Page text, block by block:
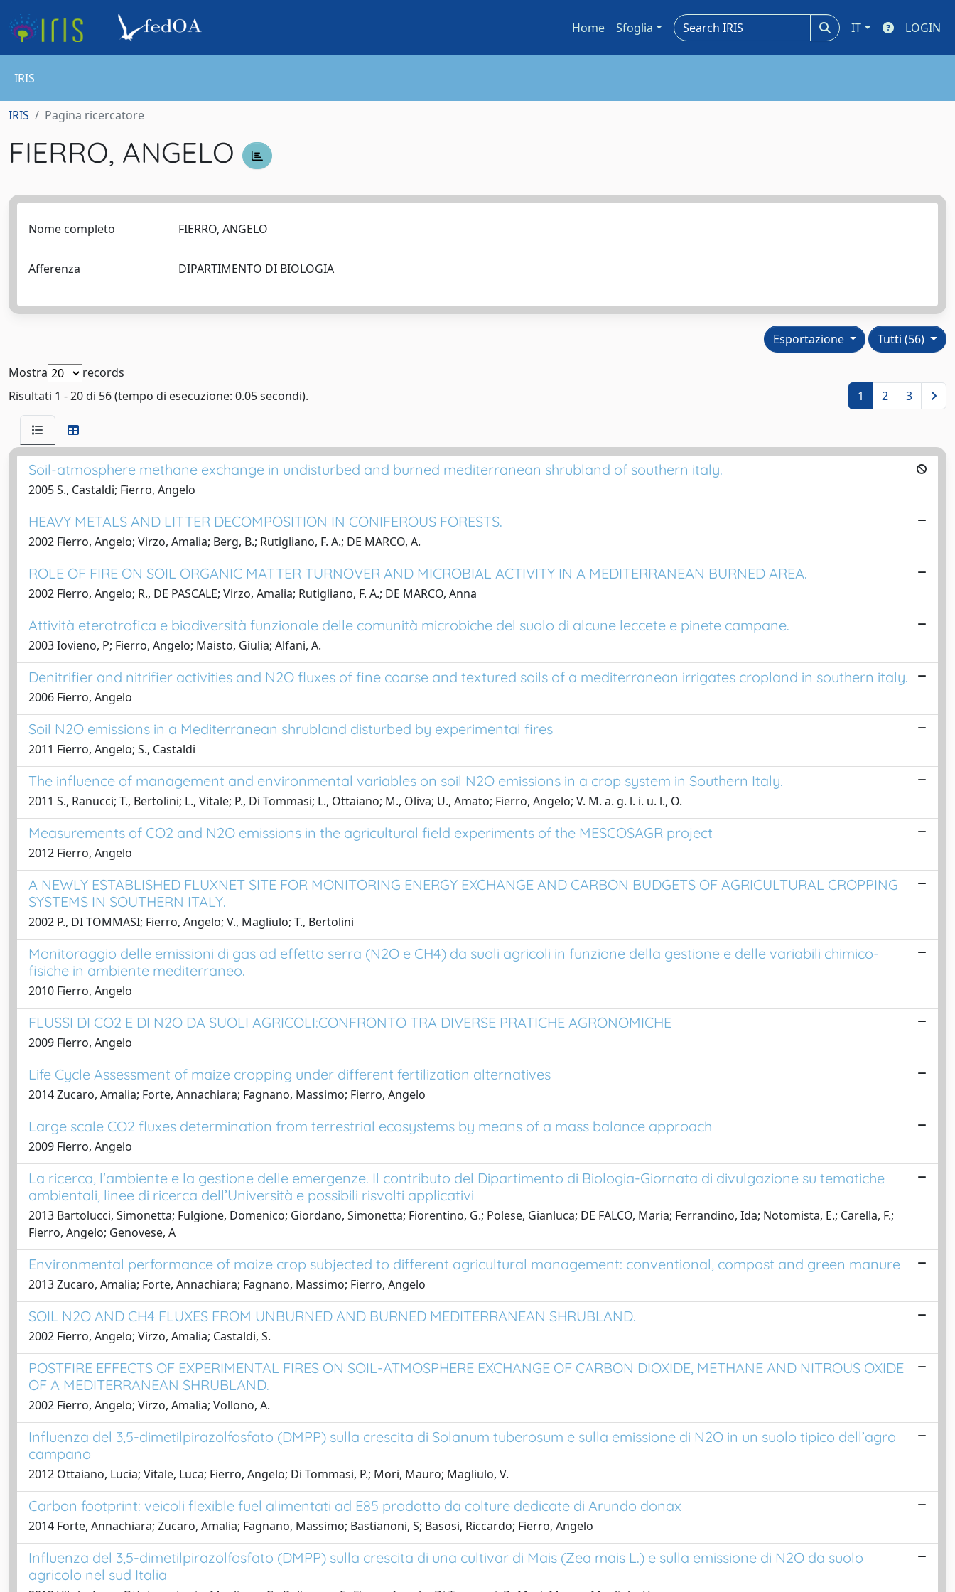
Home Sfoglia IT LOGIN
IRIS
IRIS Pagina ricercatore
FIERRO, ANGELO
Nome completo FIERRO, ANGELO
Afferenza DIPARTIMENTO DI BIOLOGIA
Tutti (56)
Esportazione
Mostra
records
Risultati 1 - 20 di 56 (tempo di esecuzione: 0.05 secondi).
1 2 3
Soil-atmosphere methane exchange in undisturbed and burned mediterranean shrubland of southern italy.
2005 S., Castaldi; Fierro, Angelo
HEAVY METALS AND LITTER DECOMPOSITION IN CONIFEROUS FORESTS.
2002 Fierro, Angelo; Virzo, Amalia; Berg, B.; Rutigliano, F. A.; DE MARCO, A.
ROLE OF FIRE ON SOIL ORGANIC MATTER TURNOVER AND MICROBIAL ACTIVITY IN A MEDITERRANEAN BURNED AREA.
2002 Fierro, Angelo; R., DE PASCALE; Virzo, Amalia; Rutigliano, F. A.; DE MARCO, Anna
Attività eterotrofica e biodiversità funzionale delle comunità microbiche del suolo di alcune leccete e pinete campane.
2003 Iovieno, P; Fierro, Angelo; Maisto, Giulia; Alfani, A.
Denitrifier and nitrifier activities and N2O fluxes of fine coarse and textured soils of a mediterranean irrigates cropland in southern italy.
2006 Fierro, Angelo
Soil N2O emissions in a Mediterranean shrubland disturbed by experimental fires
2011 Fierro, Angelo; S., Castaldi
The influence of management and environmental variables on soil N2O emissions in a crop system in Southern Italy.
2011 S., Ranucci; T., Bertolini; L., Vitale; P., Di Tommasi; L., Ottaiano; M., Oliva; U., Amato; Fierro, Angelo; V. M. a. g. l. i. u. l., O.
Measurements of CO2 and N2O emissions in the agricultural field experiments of the MESCOSAGR project
2012 Fierro, Angelo
A NEWLY ESTABLISHED FLUXNET SITE FOR MONITORING ENERGY EXCHANGE AND CARBON BUDGETS OF AGRICULTURAL CROPPING
SYSTEMS IN SOUTHERN ITALY.
2002 P., DI TOMMASI; Fierro, Angelo; V., Magliulo; T., Bertolini
Monitoraggio delle emissioni di gas ad effetto serra (N2O e CH4) da suoli agricoli in funzione della gestione e delle variabili chimico-
fisiche in ambiente mediterraneo.
2010 Fierro, Angelo
FLUSSI DI CO2 E DI N2O DA SUOLI AGRICOLI:CONFRONTO TRA DIVERSE PRATICHE AGRONOMICHE
2009 Fierro, Angelo
Life Cycle Assessment of maize cropping under different fertilization alternatives
2014 Zucaro, Amalia; Forte, Annachiara; Fagnano, Massimo; Fierro, Angelo
Large scale CO2 fluxes determination from terrestrial ecosystems by means of a mass balance approach
2009 Fierro, Angelo
La ricerca, l'ambiente e la gestione delle emergenze. Il contributo del Dipartimento di Biologia-Giornata di divulgazione su tematiche
ambientali, linee di ricerca dell’Università e possibili risvolti applicativi
2013 Bartolucci, Simonetta; Fulgione, Domenico; Giordano, Simonetta; Fiorentino, G.; Polese, Gianluca; DE FALCO, Maria; Ferrandino, Ida; Notomista, E.; Carella, F.;
Fierro, Angelo; Genovese, A
Environmental performance of maize crop subjected to different agricultural management: conventional, compost and green manure
2013 Zucaro, Amalia; Forte, Annachiara; Fagnano, Massimo; Fierro, Angelo
SOIL N2O AND CH4 FLUXES FROM UNBURNED AND BURNED MEDITERRANEAN SHRUBLAND.
2002 Fierro, Angelo; Virzo, Amalia; Castaldi, S.
POSTFIRE EFFECTS OF EXPERIMENTAL FIRES ON SOIL-ATMOSPHERE EXCHANGE OF CARBON DIOXIDE, METHANE AND NITROUS OXIDE
OF A MEDITERRANEAN SHRUBLAND.
2002 Fierro, Angelo; Virzo, Amalia; Vollono, A.
Influenza del 3,5-dimetilpirazolfosfato (DMPP) sulla crescita di Solanum tuberosum e sulla emissione di N2O in un suolo tipico dell’agro
campano
2012 Ottaiano, Lucia; Vitale, Luca; Fierro, Angelo; Di Tommasi, P.; Mori, Mauro; Magliulo, V.
Carbon footprint: veicoli flexible fuel alimentati ad E85 prodotto da colture dedicate di Arundo donax
2014 Forte, Annachiara; Zucaro, Amalia; Fagnano, Massimo; Bastianoni, S; Basosi, Riccardo; Fierro, Angelo
Influenza del 3,5-dimetilpirazolfosfato (DMPP) sulla crescita di una cultivar di Mais (Zea mais L.) e sulla emissione di N2O da suolo
agricolo nel sud Italia